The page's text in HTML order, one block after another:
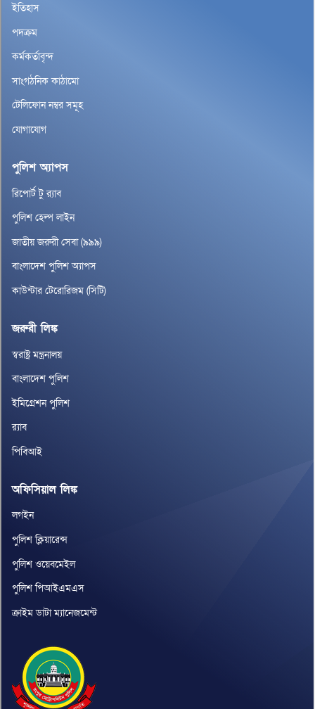
ইতিহাস
পদক্রম
কর্মকর্তাবৃন্দ
সাংগঠনিক কাঠামো
টেলিফোন নম্বর সমূহ
যোগাযোগ
পুলিশ অ্যাপস
রিপোর্ট টু র‌্যাব
পুলিশ হেল্প লাইন
জাতীয় জরুরী সেবা (৯৯৯)
বাংলাদেশ পুলিশ অ্যাপস
কাউন্টার টেরোরিজম (সিটি)
জরুরী লিঙ্ক
স্বরাষ্ট্র মন্ত্রনালয়
বাংলাদেশ পুলিশ
ইমিগ্রেশন পুলিশ
র‌্যাব
পিবিআই
অফিসিয়াল লিঙ্ক
লগইন
পুলিশ ক্লিয়ারেন্স
পুলিশ ওয়েবমেইল
পুলিশ পিআইএমএস
ক্রাইম ডাটা ম্যানেজমেন্ট